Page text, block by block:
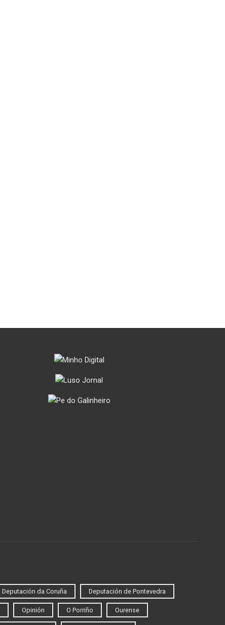
Deputación da Coruña Deputación de Pontevedra
Opinión O Porriño Ourense